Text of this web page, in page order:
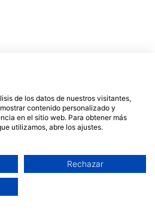
DiSEqC
CONM-
cuando vuelva a estar
de los datos de nuestros visitantes,
contenido personalizado y
en el sitio web. Para obtener más
utilizamos, abre los ajustes.
Rechazar